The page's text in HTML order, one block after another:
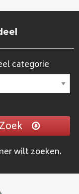
categorie
Zoek
wilt zoeken.